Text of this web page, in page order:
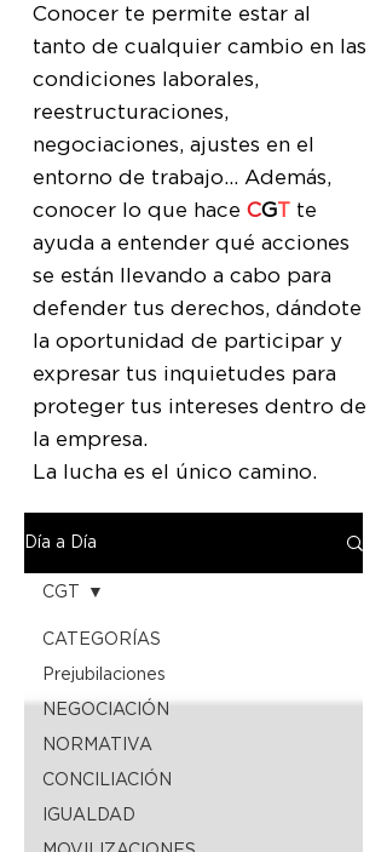
Conocer te permite estar al
tanto de cualquier cambio en las
condiciones laborales,
reestructuraciones,
negociaciones, ajustes en el
entorno de trabajo... Además,
conocer lo que hace CGT te
ayuda a entender qué acciones
se están llevando a cabo para
defender tus derechos, dándote
la oportunidad de participar y
expresar tus inquietudes para
proteger tus intereses dentro de
la empresa.
La lucha es el único camino.
Día a Día
CATEGORÍAS
Prejubilaciones
NEGOCIACIÓN
NORMATIVA
CONCILIACIÓN
IGUALDAD
CGT